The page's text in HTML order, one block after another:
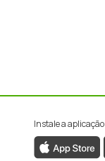
Instale a aplicação